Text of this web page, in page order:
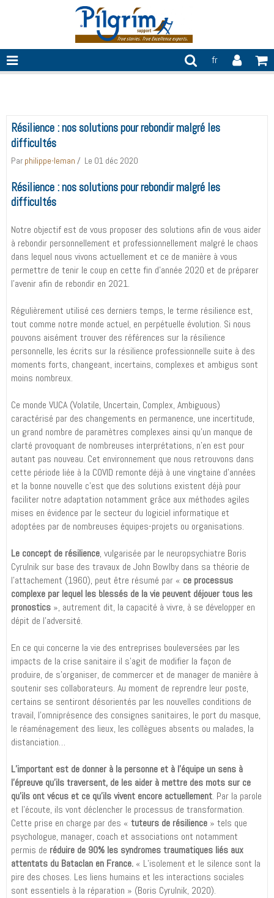
fr
Résilience : nos solutions pour rebondir malgré les
difficultés
Par philippe-leman Le 01 déc 2020
Résilience : nos solutions pour rebondir malgré les
difficultés
Notre objectif est de vous proposer des solutions afin de vous aider
à rebondir personnellement et professionnellement malgré le chaos
dans lequel nous vivons actuellement et ce de manière à vous
permettre de tenir le coup en cette fin d’année 2020 et de préparer
l’avenir afin de rebondir en 2021.
Régulièrement utilisé ces derniers temps, le terme résilience est,
tout comme notre monde actuel, en perpétuelle évolution. Si nous
pouvons aisément trouver des références sur la résilience
personnelle, les écrits sur la résilience professionnelle suite à des
moments forts, changeant, incertains, complexes et ambigus sont
moins nombreux.
Ce monde VUCA (Volatile, Uncertain, Complex, Ambiguous)
caractérisé par des changements en permanence, une incertitude,
un grand nombre de paramètres complexes ainsi qu’un manque de
clarté provoquant de nombreuses interprétations, n’en est pour
autant pas nouveau. Cet environnement que nous retrouvons dans
cette période liée à la COVID remonte déjà à une vingtaine d’années
et la bonne nouvelle c’est que des solutions existent déjà pour
faciliter notre adaptation notamment grâce aux méthodes agiles
mises en évidence par le secteur du logiciel informatique et
adoptées par de nombreuses équipes-projets ou organisations.
Le concept de résilience, vulgarisée par le neuropsychiatre Boris
Cyrulnik sur base des travaux de John Bowlby dans sa théorie de
l’attachement (1960), peut être résumé par « ce processus
complexe par lequel les blessés de la vie peuvent déjouer tous les
pronostics », autrement dit, la capacité à vivre, à se développer en
dépit de l’adversité.
En ce qui concerne la vie des entreprises bouleversées par les
impacts de la crise sanitaire il s’agit de modifier la façon de
produire, de s’organiser, de commercer et de manager de manière à
soutenir ses collaborateurs. Au moment de reprendre leur poste,
certains se sentiront désorientés par les nouvelles conditions de
travail, l’omniprésence des consignes sanitaires, le port du masque,
le réaménagement des lieux, les collègues absents ou malades, la
distanciation…
L’important est de donner à la personne et à l’équipe un sens à
l’épreuve qu’ils traversent, de les aider à mettre des mots sur ce
qu’ils ont vécus et ce qu’ils vivent encore actuellement. Par la parole
et l’écoute, ils vont déclencher le processus de transformation.
Cette prise en charge par des « tuteurs de résilience » tels que
psychologue, manager, coach et associations ont notamment
permis de réduire de 90% les syndromes traumatiques liés aux
attentats du Bataclan en France. « L’isolement et le silence sont la
pire des choses. Les liens humains et les interactions sociales
sont essentiels à la réparation » (Boris Cyrulnik, 2020).